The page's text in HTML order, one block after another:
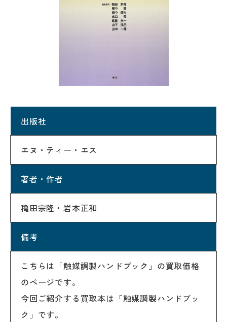
出版社
エヌ・ティー・エス
著者・作者
穐田宗隆・岩本正和
備考
こちらは「触媒調製ハンドブック」の買取価格
のページです。
今回ご紹介する買取本は「触媒調製ハンドブッ
ク」です。